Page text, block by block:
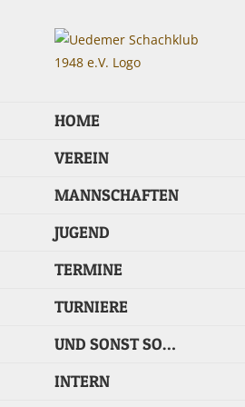
HOME
VEREIN
MANNSCHAFTEN
JUGEND
TERMINE
TURNIERE
UND SONST SO…
INTERN